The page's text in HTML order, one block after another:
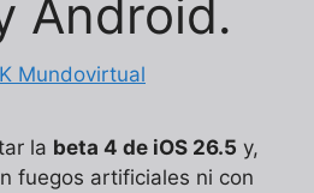
Android.
Mundovirtual
la beta 4 de iOS 26.5 y,
fuegos artificiales ni con